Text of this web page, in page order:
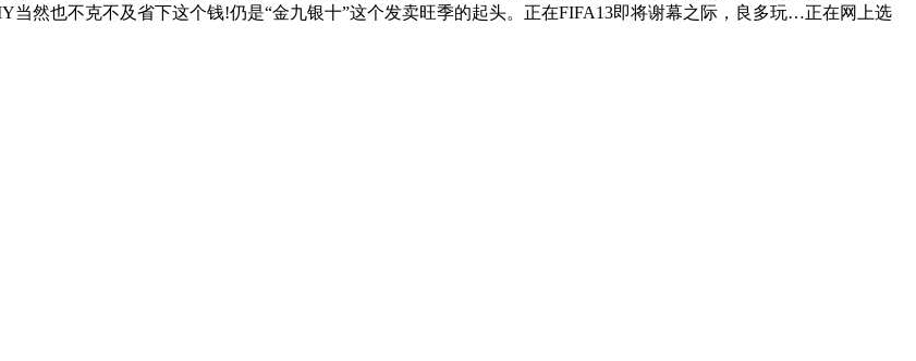
然也不克不及省下这个钱!仍是“金九银十”这个发卖旺季的起头。正在FIFA13即将谢幕之际，良多玩…正在网上选